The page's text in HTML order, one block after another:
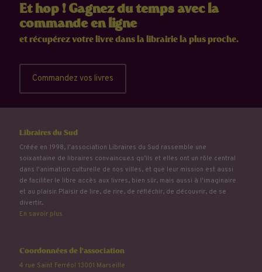
Et hop ! Gagnez du temps avec la
commande en ligne
et récupérez votre livre dans la librairie la plus proche.
Commandez vos livres
Libraires du Sud
Créée en 1998, l'association Libraires du Sud rassemble une
soixantaine de libraires convaincu.e.s qu’ils et elles ont un rôle central
dans l'animation culturelle de nos villes, et que leur mission est aussi
de faciliter le libre accès aux livres, bien sûr, mais aussi à l'imaginaire
et au plaisir. Plaisir de lire, de rire, de réfléchir, de découvrir, de se
divertir...
En savoir plus
Coordonnées de l'association
4 rue Saint Ferréol 13001 Marseille